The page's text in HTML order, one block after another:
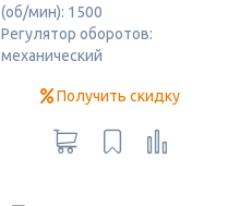
(об/мин): 1500
Регулятор оборотов:
механический
Получить скидку